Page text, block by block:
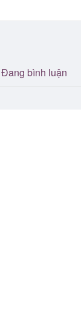
Đang bình luận